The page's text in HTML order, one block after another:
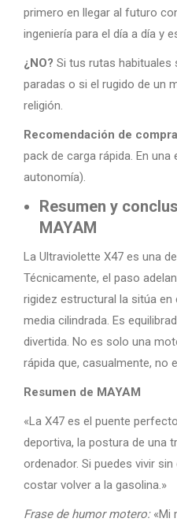
primero en llegar al futuro
ingeniería para el día a día y
¿NO? Si tus rutas habituales
paradas o si el rugido de un
religión.
Recomendación de
pack de carga rápida. En
autonomía).
Resumen y
MAYAM
La Ultraviolette X47 es una
Técnicamente, el paso
rigidez estructural la sitúa
media cilindrada. Es
divertida. No es solo una
rápida que, casualmente, no
Resumen de MAYAM
«La X47 es el puente
deportiva, la postura de una
ordenador. Si puedes vivir
costar volver a la gasolina.»
Frase de humor motero: «Mi